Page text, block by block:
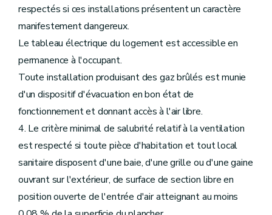
respectés si ces installations présentent un caractère
manifestement dangereux.
Le tableau électrique du logement est accessible en
permanence à l'occupant.
Toute installation produisant des gaz brûlés est munie
d'un dispositif d'évacuation en bon état de
fonctionnement et donnant accès à l'air libre.
4. Le critère minimal de salubrité relatif à la ventilation
est respecté si toute pièce d'habitation et tout local
sanitaire disposent d'une baie, d'une grille ou d'une gaine
ouvrant sur l'extérieur, de surface de section libre en
position ouverte de l'entrée d'air atteignant au moins